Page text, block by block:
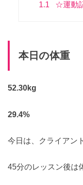
1.1 ☆運動
本日の体重
52.30kg
29.4%
今日は、クライアン
45分のレッスン後は